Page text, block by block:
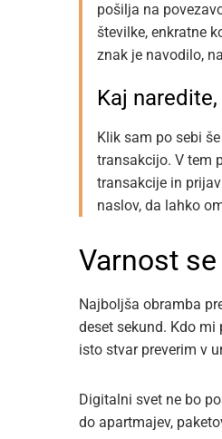
pošilja na
številke, enkratne
znak je navodilo,
Kaj
Klik sam po sebi
transakcijo. V tem
transakcije in
naslov, da lahko
Varnost
Najboljša obramba
deset sekund. Kdo
isto stvar preverim v
Digitalni svet ne bo
do apartmajev,